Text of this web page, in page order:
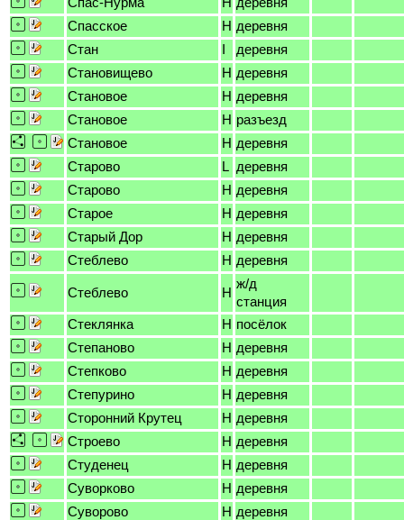
Спасское
H деревня
Стан
I
деревня
Становищево
H деревня
Становое
H деревня
Становое
H разъезд
Становое
H деревня
Старово
L деревня
Старово
H деревня
Старое
H деревня
Старый Дор
H деревня
Стеблево
H деревня
Стеблево H
ж/д
станция
Стеклянка
H посёлок
Степаново
H деревня
Степково
H деревня
Степурино
H деревня
Сторонний Крутец
H деревня
Строево
H деревня
Студенец
H деревня
Суворково
H деревня
Суворово
H деревня